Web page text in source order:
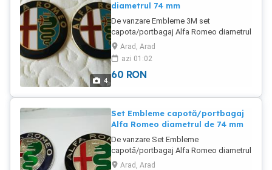
4
diametrul 74 mm
De vanzare Embleme 3M set
capota/portbagaj Alfa Romeo diametrul
74 mm, preț 60 lei.
Arad, Arad
azi 01:02
60 RON
Set Embleme capotă/portbagaj
Alfa Romeo diametrul de 74 mm
De vanzare Set Embleme
capotă/portbagaj Alfa Romeo diametrul
de 74 mm, preț 60 lei setul.
Arad, Arad